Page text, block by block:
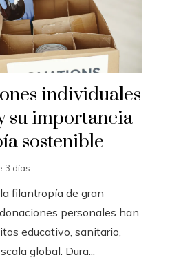
individuales
su importancia
sostenible
3 días
filantropía de gran
personales han
educativo, sanitario,
global. Dura...